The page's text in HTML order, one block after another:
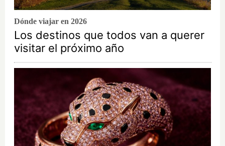
Dónde viajar en 2026
Los destinos que todos van a querer
visitar el próximo año